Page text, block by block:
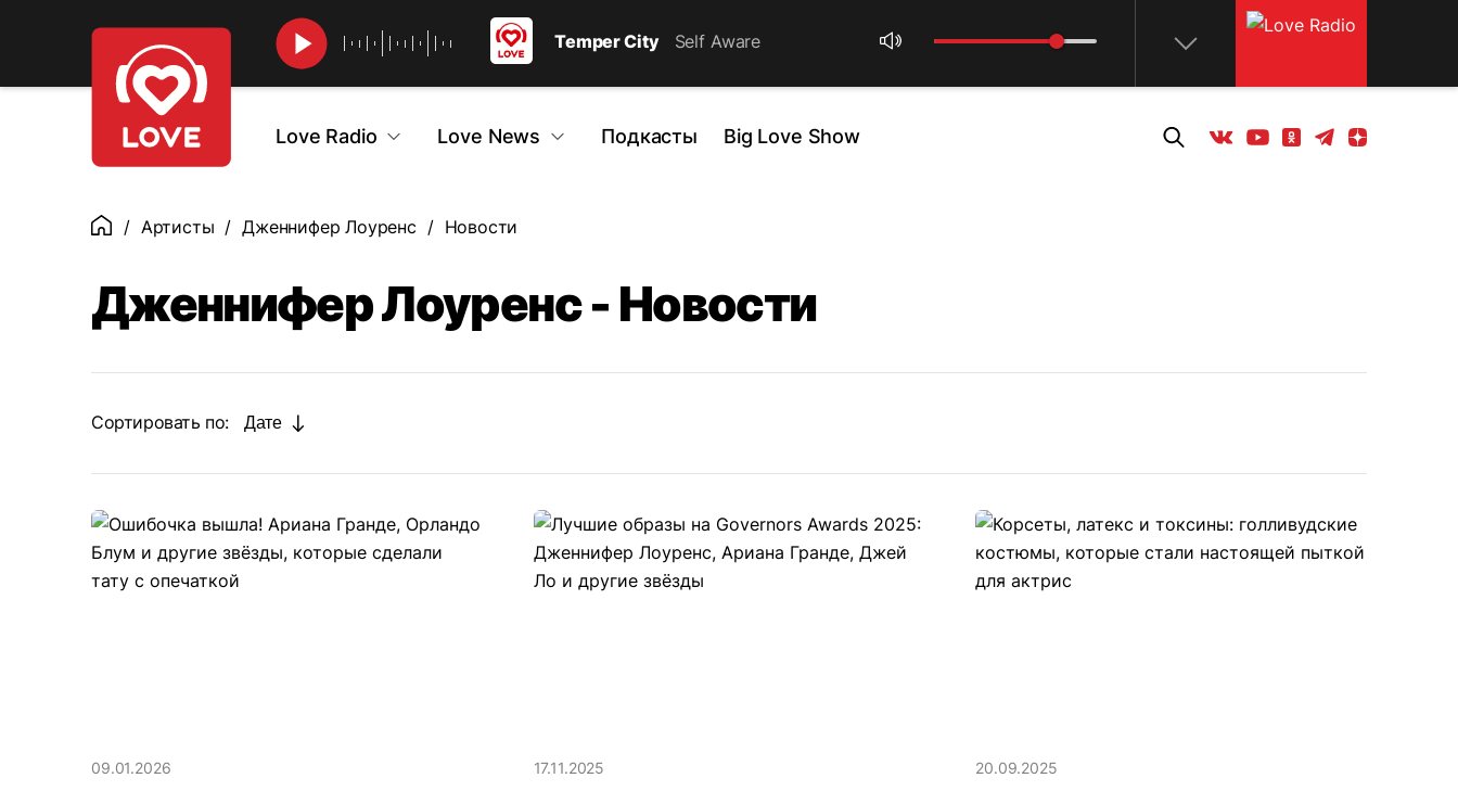
Temper City Self Aware
Love Radio Love News Подкасты Big Love Show Вконтакте
YoutubeОдноклассники
ТелеграмЯндекс дзен
ГлавнаяАртисты Дженнифер Лоуренс Новости
Дженнифер Лоуренс - Новости
Сортировать по: Дате
09.01.2026 17.11.2025 20.09.2025